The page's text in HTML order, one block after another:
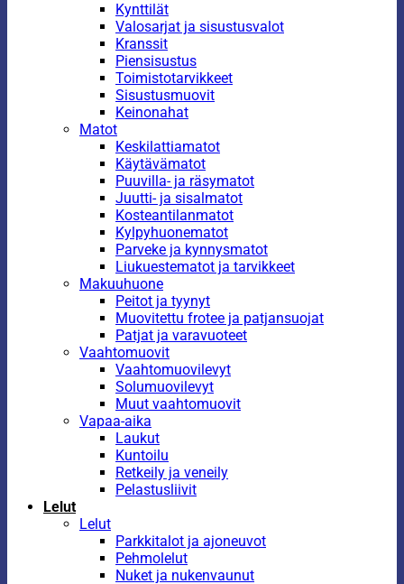
Kynttilät
Valosarjat ja sisustusvalot
Kranssit
Piensisustus
Toimistotarvikkeet
Sisustusmuovit
Keinonahat
Matot
Keskilattiamatot
Käytävämatot
Puuvilla- ja räsymatot
Juutti- ja sisalmatot
Kosteantilanmatot
Kylpyhuonematot
Parveke ja kynnysmatot
Liukuestematot ja tarvikkeet
Makuuhuone
Peitot ja tyynyt
Muovitettu frotee ja patjansuojat
Patjat ja varavuoteet
Vaahtomuovit
Vaahtomuovilevyt
Solumuovilevyt
Muut vaahtomuovit
Vapaa-aika
Laukut
Kuntoilu
Retkeily ja veneily
Pelastusliivit
Lelut
Lelut
Parkkitalot ja ajoneuvot
Pehmolelut
Nuket ja nukenvaunut